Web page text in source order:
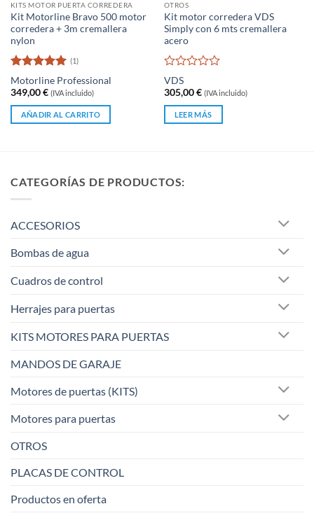
de
producto
KITS MOTOR PUERTA CORREDERA
Kit Motorline Bravo 500 motor
corredera + 3m cremallera
nylon
Valorado
con5de 5
(1)
Motorline Professional
349,00€ (IVA incluido)
AÑADIR AL CARRITO
OTROS
Kit motor corredera VDS
Simply con 6 mts cremallera
acero
Valorado
con
0
5
VDS
305,00€ (IVA incluido)
LEER MÁS
CATEGORÍAS DE PRODUCTOS:
ACCESORIOS
Bombas de agua
Cuadros de control
Herrajes para puertas
KITS MOTORES PARA PUERTAS
MANDOS DE GARAJE
Motores de puertas (KITS)
Motores para puertas
OTROS
PLACAS DE CONTROL
Productos en oferta